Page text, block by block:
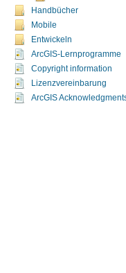
Handbücher
Mobile
Entwickeln
ArcGIS-Lernprogramme
Copyright information
Lizenzvereinbarung
ArcGIS